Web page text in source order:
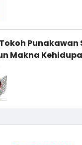
Punakawan
Makna